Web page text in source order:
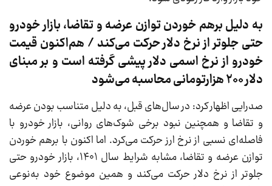
به دلیل برهم خوردن توازن عرضه و تقاضا، بازار خودرو
حتی جلوتر از نرخ دلار حرکت می‌کند / هم‌اکنون قیمت
خودرو از نرخ اسمی دلار پیشی گرفته است و بر مبنای
دلار 200 هزارتومانی محاسبه می‌شود
صدرایی اظهار کرد: در سال‌های قبل، به دلیل متناسب بودن عرضه
و تقاضا و همچنین نبود برخی شوک‌های روانی، بازار خودرو با
فاصله‌ای نسبی از نرخ ارز حرکت می‌کرد. اما اکنون با برهم خوردن
توازن عرضه و تقاضا، مشابه شرایط سال ۱۴۰۱، بازار خودرو حتی
جلوتر از نرخ دلار حرکت می‌کند و همین موضوع خود به‌نوعی